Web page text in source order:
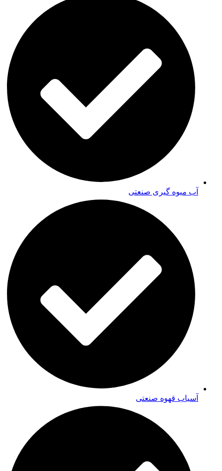
آب میوه گیری صنعتی
آسیاب قهوه صنعتی